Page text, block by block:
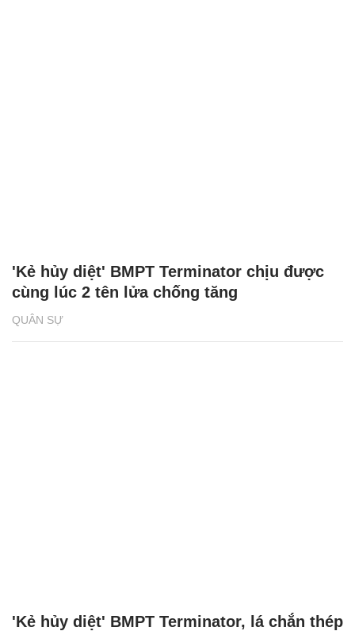
QUÂN SỰ
'Kẻ hủy diệt' BMPT Terminator chịu được
cùng lúc 2 tên lửa chống tăng
'Kẻ hủy diệt' BMPT Terminator, lá chắn thép